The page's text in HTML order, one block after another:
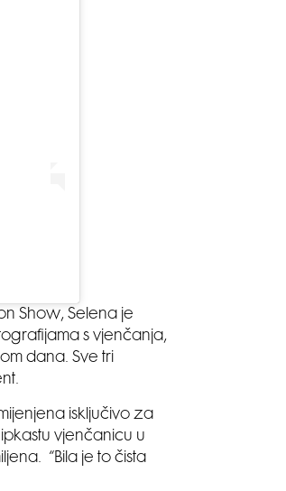
Show, Selena je
s vjenčanja,
dana. Sve tri
isključivo za
vjenčanicu u
“Bila je to čista